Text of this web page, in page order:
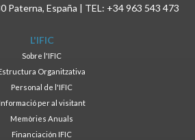
Paterna, España | TEL: +34 963 543 473
L'IFIC
Sobre l'IFIC
Organitzativa
Personal de l'IFIC
Informació per al visitant
Memòries Anuals
Financiación IFIC